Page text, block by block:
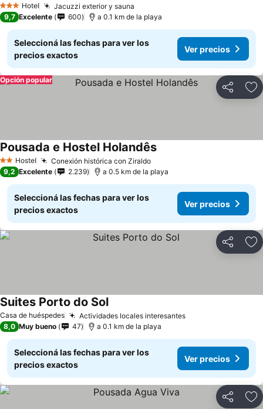
3 Estrellas
Hotel Jacuzzi exterior y sauna
9,7 Excelente 600 a 0.1 km de la playa
Seleccioná las fechas para ver los
precios exactos
Ver precios
Compartir
Opción popular
2 Estrellas
Hostel Conexión histórica con Ziraldo
Pousada e Hostel Holandês
9,2 Excelente 2.239 a 0.5 km de la playa
Seleccioná las fechas para ver los
precios exactos
Ver precios
Compartir
Casa de huéspedes Actividades locales interesantes
Suites Porto do Sol
8,0 Muy bueno 47 a 0.1 km de la playa
Seleccioná las fechas para ver los
precios exactos
Ver precios
Compartir